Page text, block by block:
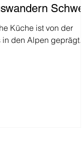
Küche ist von der
den Alpen geprägt.